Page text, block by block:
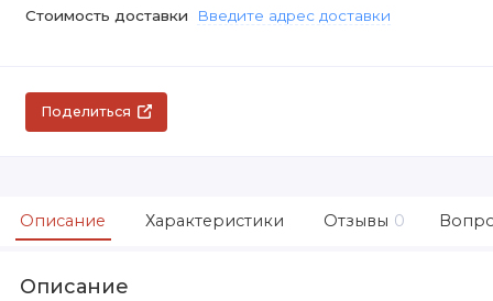
Стоимость доставки Введите адрес доставки
Поделиться
Описание Характеристики Отзывы 0
Описание